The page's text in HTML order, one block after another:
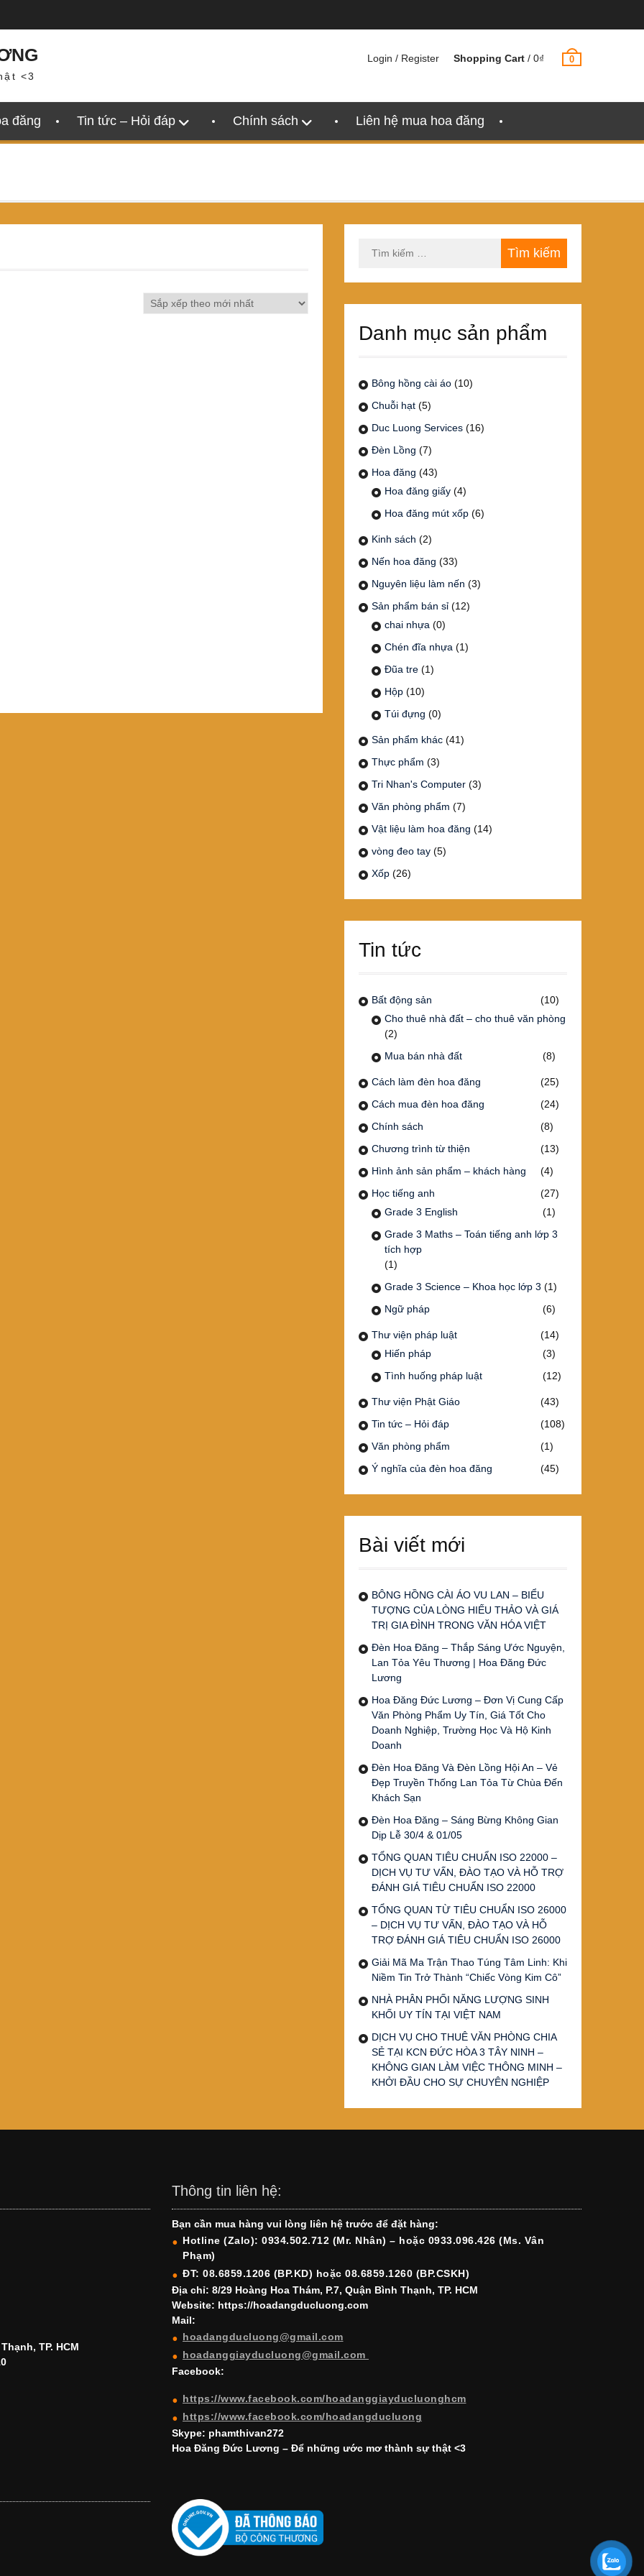
<3
Login / Register Shopping Cart / 0₫ 0
đăng Tin tức – Hỏi đáp Chính sách Liên hệ mua hoa đăng
kiếm
Danh mục sản phẩm
Bông hồng cài áo (10)
Chuỗi hạt (5)
Duc Luong Services (16)
Đèn Lồng (7)
Hoa đăng (43)
Hoa đăng giấy (4)
Hoa đăng mút xốp (6)
Kinh sách (2)
Nến hoa đăng (33)
Nguyên liệu làm nến (3)
Sản phẩm bán sỉ (12)
chai nhựa (0)
Chén đĩa nhựa (1)
Đũa tre (1)
Hộp (10)
Túi đựng (0)
Sản phẩm khác (41)
Thực phẩm (3)
Tri Nhan's Computer (3)
Văn phòng phẩm (7)
Vật liệu làm hoa đăng (14)
vòng đeo tay (5)
Xốp (26)
Tin tức
Bất động sản
(10)
Cho thuê nhà đất – cho thuê văn phòng
(2)
Mua bán nhà đất
(8)
Cách làm đèn hoa đăng
(25)
Cách mua đèn hoa đăng
(24)
Chính sách
(8)
Chương trình từ thiện
(13)
Hình ảnh sản phẩm – khách hàng
(4)
Học tiếng anh
(27)
Grade 3 English
(1)
Grade 3 Maths – Toán tiếng anh lớp 3
tích hợp
(1)
Grade 3 Science – Khoa học lớp 3 (1)
Ngữ pháp
(6)
Thư viện pháp luật
(14)
Hiến pháp
(3)
Tình huống pháp luật
(12)
Thư viện Phật Giáo
(43)
Tin tức – Hỏi đáp
(108)
Văn phòng phẩm
(1)
Ý nghĩa của đèn hoa đăng
(45)
Bài viết mới
BÔNG HỒNG CÀI ÁO VU LAN – BIỂU
TƯỢNG CỦA LÒNG HIẾU THẢO VÀ GIÁ
TRỊ GIA ĐÌNH TRONG VĂN HÓA VIỆT
Đèn Hoa Đăng – Thắp Sáng Ước Nguyện,
Lan Tỏa Yêu Thương | Hoa Đăng Đức
Lương
Hoa Đăng Đức Lương – Đơn Vị Cung Cấp
Văn Phòng Phẩm Uy Tín, Giá Tốt Cho
Doanh Nghiệp, Trường Học Và Hộ Kinh
Doanh
Đèn Hoa Đăng Và Đèn Lồng Hội An – Vẻ
Đẹp Truyền Thống Lan Tỏa Từ Chùa Đến
Khách Sạn
Đèn Hoa Đăng – Sáng Bừng Không Gian
Dịp Lễ 30/4 & 01/05
TỔNG QUAN TIÊU CHUẨN ISO 22000 –
DỊCH VỤ TƯ VẤN, ĐÀO TẠO VÀ HỖ TRỢ
ĐÁNH GIÁ TIÊU CHUẨN ISO 22000
TỔNG QUAN TỪ TIÊU CHUẨN ISO 26000
– DỊCH VỤ TƯ VẤN, ĐÀO TẠO VÀ HỖ
TRỢ ĐÁNH GIÁ TIÊU CHUẨN ISO 26000
Giải Mã Ma Trận Thao Túng Tâm Linh: Khi
Niềm Tin Trở Thành “Chiếc Vòng Kim Cô”
NHÀ PHÂN PHỐI NĂNG LƯỢNG SINH
KHỐI UY TÍN TẠI VIỆT NAM
DỊCH VỤ CHO THUÊ VĂN PHÒNG CHIA
SẺ TẠI KCN ĐỨC HÒA 3 TÂY NINH –
KHÔNG GIAN LÀM VIỆC THÔNG MINH –
KHỞI ĐẦU CHO SỰ CHUYÊN NGHIỆP
TP. HCM
Thông tin liên hệ:
Bạn cần mua hàng vui lòng liên hệ trước để đặt hàng:
Hotline (Zalo): 0934.502.712 (Mr. Nhân) – hoặc 0933.096.426 (Ms. Vân
Phạm)
ĐT: 08.6859.1206 (BP.KD) hoặc 08.6859.1260 (BP.CSKH)
Địa chỉ: 8/29 Hoàng Hoa Thám, P.7, Quận Bình Thạnh, TP. HCM
Website: https://hoadangducluong.com
Mail:
hoadangducluong@gmail.com
hoadanggiayducluong@gmail.com
Facebook:
https://www.facebook.com/hoadanggiayducluonghcm
https://www.facebook.com/hoadangducluong
Skype: phamthivan272
Hoa Đăng Đức Lương – Để những ước mơ thành sự thật <3